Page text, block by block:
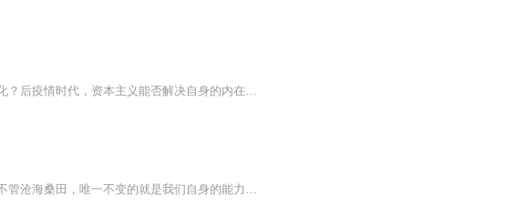
老龄化、少子化、不平等、零增长、阶级固化资本主义世界逐渐日本化？后疫情时代，资本主义能否解决自身的内在矛盾？国际秩序又将如何转变？
时代大势浩浩荡荡，我们每个人都被裹挟向前，谁也无法独善其身。不管沧海桑田，唯一不变的就是我们自身的能力、态度、价值。